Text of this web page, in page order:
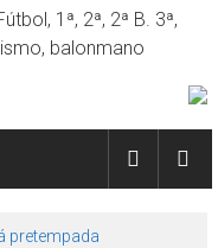
1ª, 2ª, 2ª B. 3ª,
balonmano
pretempada